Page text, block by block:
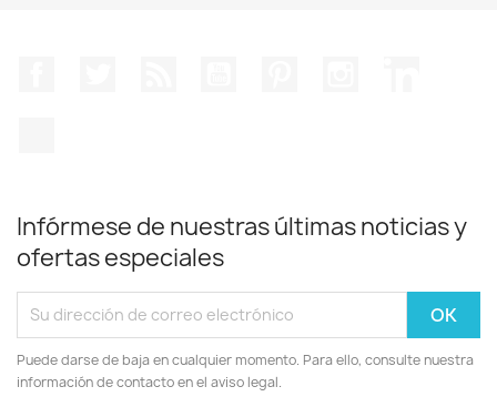
Infórmese de nuestras últimas noticias y
ofertas especiales
Puede darse de baja en cualquier momento. Para ello, consulte nuestra
información de contacto en el aviso legal.